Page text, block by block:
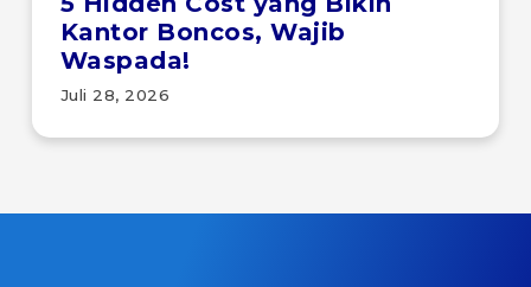
Kantor Boncos, Wajib
Waspada!
Juli 28, 2026